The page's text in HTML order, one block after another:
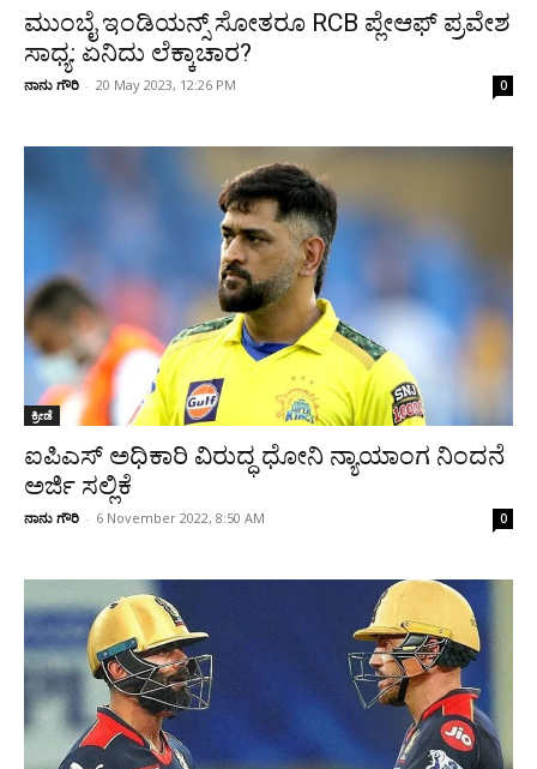
ಮುಂಬೈ ಇಂಡಿಯನ್ಸ್ ಸೋತರೂ RCB ಪ್ಲೇಆಫ್ ಪ್ರವೇಶ
ಸಾಧ್ಯ: ಏನಿದು ಲೆಕ್ಕಾಚಾರ?
ನಾನು ಗೌರಿ - 20 May 2023, 12:26 PM 0
ಕ್ರೀಡೆ
ಐಪಿಎಸ್ ಅಧಿಕಾರಿ ವಿರುದ್ಧ ಧೋನಿ ನ್ಯಾಯಾಂಗ ನಿಂದನೆ
ಅರ್ಜಿ ಸಲ್ಲಿಕೆ
ನಾನು ಗೌರಿ - 6 November 2022, 8:50 AM 0